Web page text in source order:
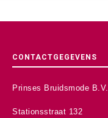
CONTACTGEGEVENS
Prinses Bruidsmode B.V.
Stationsstraat 132